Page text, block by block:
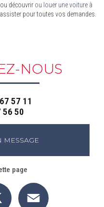
ou découvrir ou louer une voiture à
pour toutes vos demandes.
NOUS
57 11
56 50
MESSAGE
page